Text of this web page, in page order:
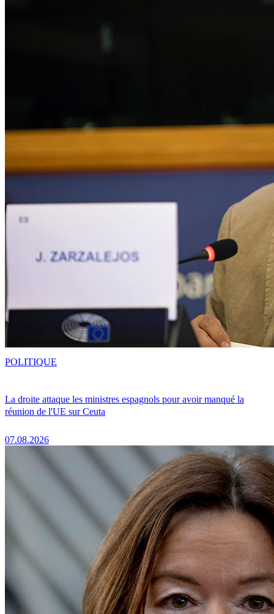
La droite attaque les ministres espagnols pour avoir manqué la
réunion de l'UE sur Ceuta
07.08.2026
POLITIQUE